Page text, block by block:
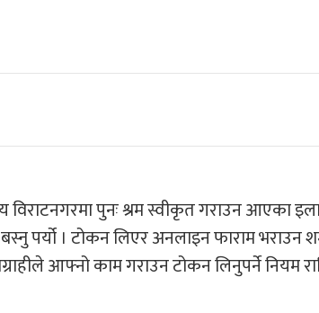
विराटनगरमा पुनः श्रम स्वीकृत गराउन आएका
पर्यो । टोकन लिएर अनलाइन फाराम भराउन
आफ्नो काम गराउन टोकन लिनुपर्ने नियम